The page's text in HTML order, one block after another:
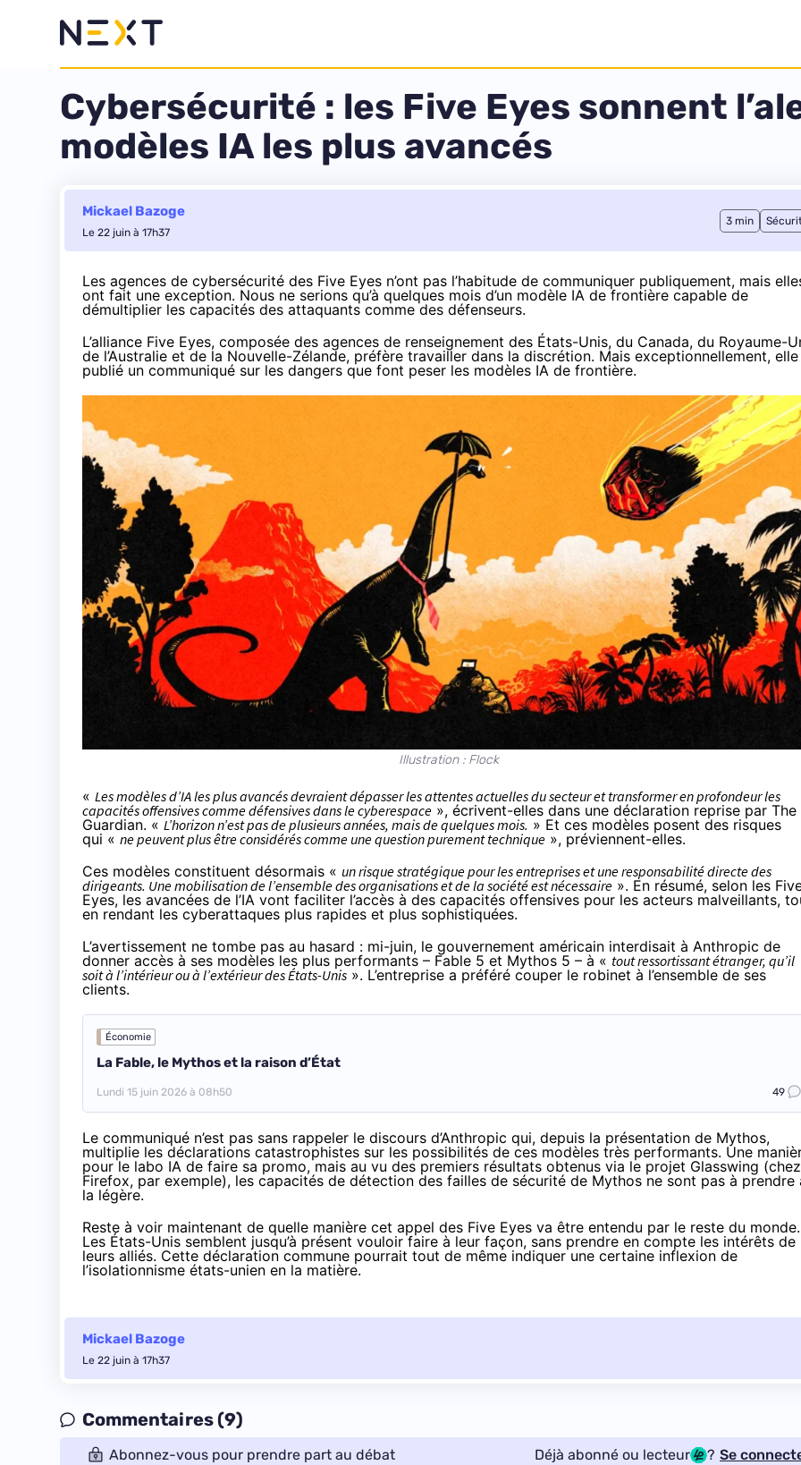
Cybersécurité : les Five Eyes sonnent
modèles IA les plus avancés
Mickael Bazoge
Le 22 juin à 17h37
3 min
Les agences de cybersécurité des Five Eyes n’ont pas l’habitude de communiquer publiquement, mais
ont fait une exception. Nous ne serions qu’à quelques mois d’un modèle IA de frontière capable de
démultiplier les capacités des attaquants comme des défenseurs.
L’alliance Five Eyes, composée des agences de renseignement des États-Unis, du Canada, du Royaume-
de l’Australie et de la Nouvelle-Zélande, préfère travailler dans la discrétion. Mais exceptionnellement,
publié un communiqué sur les dangers que font peser les modèles IA de frontière.
Illustration : Flock
« Les modèles d’IA les plus avancés devraient dépasser les attentes actuelles du secteur et transformer en profondeur les
capacités offensives comme défensives dans le cyberespace », écrivent-elles dans une déclaration reprise par The
Guardian. « L’horizon n’est pas de plusieurs années, mais de quelques mois. » Et ces modèles posent des risques
qui « ne peuvent plus être considérés comme une question purement technique », préviennent-elles.
Ces modèles constituent désormais « un risque stratégique pour les entreprises et une responsabilité directe des
dirigeants. Une mobilisation de l’ensemble des organisations et de la société est nécessaire ». En résumé, selon les
Eyes, les avancées de l’IA vont faciliter l’accès à des capacités offensives pour les acteurs malveillants,
en rendant les cyberattaques plus rapides et plus sophistiquées.
L’avertissement ne tombe pas au hasard : mi-juin, le gouvernement américain interdisait à Anthropic de
donner accès à ses modèles les plus performants – Fable 5 et Mythos 5 – à « tout ressortissant étranger, qu’il
soit à l’intérieur ou à l’extérieur des États-Unis ». L’entreprise a préféré couper le robinet à l’ensemble de ses
clients.
Économie
La Fable, le Mythos et la raison d’État
Lundi 15 juin 2026 à 08h50 49
Le communiqué n’est pas sans rappeler le discours d’Anthropic qui, depuis la présentation de Mythos,
multiplie les déclarations catastrophistes sur les possibilités de ces modèles très performants. Une
pour le labo IA de faire sa promo, mais au vu des premiers résultats obtenus via le projet Glasswing (chez
Firefox, par exemple), les capacités de détection des failles de sécurité de Mythos ne sont pas à prendre
la légère.
Reste à voir maintenant de quelle manière cet appel des Five Eyes va être entendu par le reste du monde.
Les États-Unis semblent jusqu’à présent vouloir faire à leur façon, sans prendre en compte les intérêts de
leurs alliés. Cette déclaration commune pourrait tout de même indiquer une certaine inflexion de
l’isolationnisme états-unien en la matière.
Mickael Bazoge
Le 22 juin à 17h37
Commentaires (9)
Abonnez-vous pour prendre part au débat Déjà abonné ou lecteur ? Se